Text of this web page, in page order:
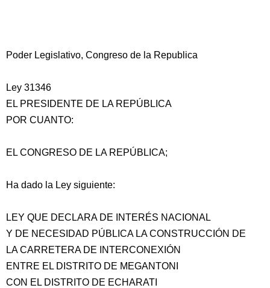
Poder Legislativo, Congreso de la Republica
Ley 31346
EL PRESIDENTE DE LA REPÚBLICA
POR CUANTO:
EL CONGRESO DE LA REPÚBLICA;
Ha dado la Ley siguiente:
LEY QUE DECLARA DE INTERÉS NACIONAL
Y DE NECESIDAD PÚBLICA LA CONSTRUCCIÓN DE
LA CARRETERA DE INTERCONEXIÓN
ENTRE EL DISTRITO DE MEGANTONI
CON EL DISTRITO DE ECHARATI